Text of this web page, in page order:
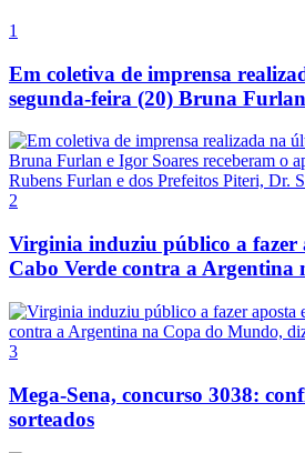
1
Em coletiva de imprensa
segunda-feira (20) Bruna
2
Virginia induziu público a fazer
Cabo Verde contra a Argentina
3
Mega-Sena, concurso 3038:
sorteados